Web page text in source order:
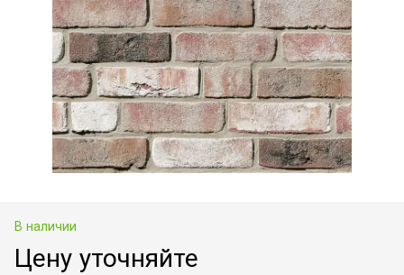
В наличии
Цену уточняйте